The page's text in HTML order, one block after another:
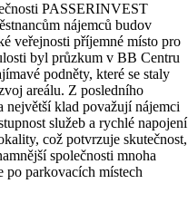
PASSERINVEST
nájemců budov
veřejnosti příjemné místo pro
byl průzkum v BB Centru
podněty, které se staly
areálu. Z posledního
největší klad považují nájemci
služeb a rychlé napojení
což potvrzuje skutečnost,
společnosti mnoha
po parkovacích místech